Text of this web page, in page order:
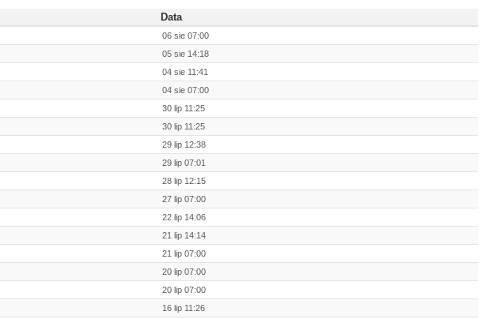
Data
06 sie 07:00
05 sie 14:18
04 sie 11:41
04 sie 07:00
30 lip 11:25
30 lip 11:25
29 lip 12:38
29 lip 07:01
28 lip 12:15
27 lip 07:00
22 lip 14:06
21 lip 14:14
21 lip 07:00
20 lip 07:00
20 lip 07:00
16 lip 11:26